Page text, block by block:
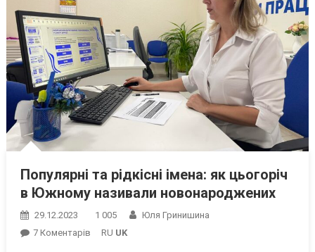
Популярні та рідкісні імена: як цьогоріч
в Южному називали новонароджених
29.12.2023 1 005
Юля Гринишина
7 КоментарівДоRU UK